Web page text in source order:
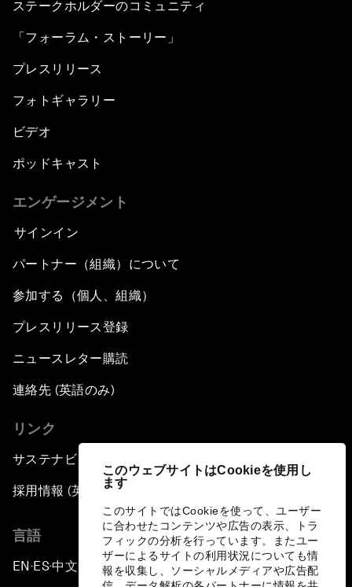
このウェブサイトはCookieを使用し
ます
このサイトではCookieを使って、ユーザー
に合わせたコンテンツや広告の表示、トラ
フィックの分析を行っています。またユー
ザーによるサイトの利用状況についても情
報を収集し、ソーシャルメディアや広告配
ステークホルダーのコミュニティ
「フォーラム・ストーリー」
プレスリリース
フォトギャラリー
ビデオ
ポッドキャスト
エンゲージメント
サインイン
パートナー（組織）について
参加する（個人、組織）
プレスリリース登録
ニュースレター購読
連絡先 (英語のみ)
リンク
サステナビリティへの取り組み
採用情報 (英語のみ)
言語
EN ▪ ES▪中文▪ 日本語